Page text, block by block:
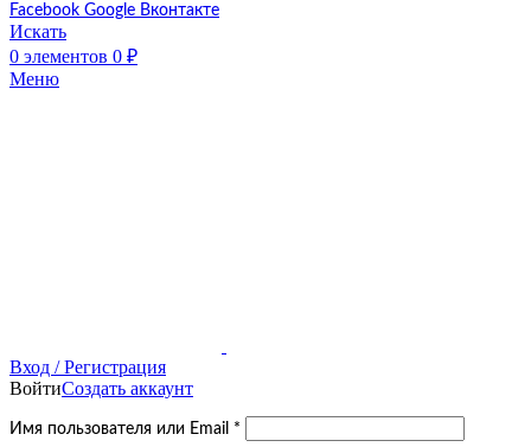
Facebook Google Вконтакте
Искать
0 элементов 0 ₽
Меню
Вход / Регистрация
ВойтиСоздать аккаунт
Имя пользователя или Email *